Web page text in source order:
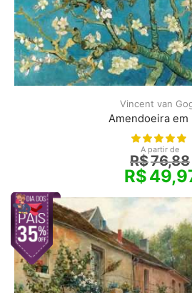
Vincent van
Amendoeira em
A partir de
R$76,88
R$